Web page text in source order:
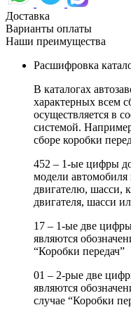
Доставка
Варианты оплаты
Наши преимущества
Расшифровка
В каталогах
характерных всем
осуществляется в
системой.
сборе коробки
452 – 1-ые цифры
модели автомобиля
двигателю, шасси,
двигателя, шасси
17 – 1-ые две
являются
“Коробки передач”
01 – 2-рые две
являются
случае “Коробки